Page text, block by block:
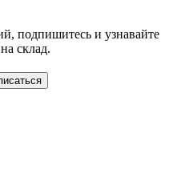
подпишитесь и узнавайте
склад.